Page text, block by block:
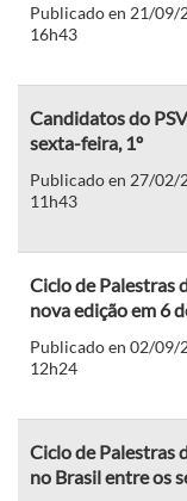
Publicado en 21/09/
16h43
Candidatos do
sexta-feira, 1º
Publicado en 27/02/
11h43
Ciclo de Palestras
nova edição em 6
Publicado en 02/09/
12h24
Ciclo de Palestras
no Brasil entre os